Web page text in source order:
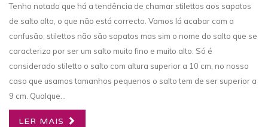
Tenho notado que há a tendência de chamar stilettos aos sapatos
de salto alto, o que não está correcto. Vamos lá acabar com a
confusão, stilettos não são sapatos mas sim o nome do salto que se
caracteriza por ser um salto muito fino e muito alto. Só é
considerado stiletto o salto com altura superior a 10 cm, no nosso
caso que usamos tamanhos pequenos o salto tem de ser superior a
9 cm. Qualque...
LER MAIS